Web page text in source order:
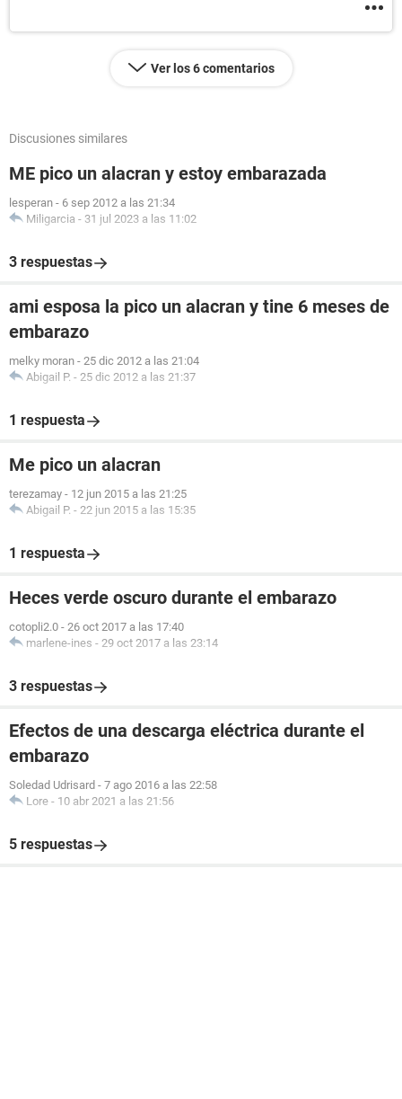
Ver los 6 comentarios
Discusiones similares
ME pico un alacran y estoy embarazada
lesperan - 6 sep 2012 a las 21:34
Miligarcia - 31 jul 2023 a las 11:02
3 respuestas
ami esposa la pico un alacran y tine 6 meses de
embarazo
melky moran - 25 dic 2012 a las 21:04
Abigail P. - 25 dic 2012 a las 21:37
1 respuesta
Me pico un alacran
terezamay - 12 jun 2015 a las 21:25
Abigail P. - 22 jun 2015 a las 15:35
1 respuesta
Heces verde oscuro durante el embarazo
cotopli2.0 - 26 oct 2017 a las 17:40
marlene-ines - 29 oct 2017 a las 23:14
3 respuestas
Efectos de una descarga eléctrica durante el
embarazo
Soledad Udrisard - 7 ago 2016 a las 22:58
Lore - 10 abr 2021 a las 21:56
5 respuestas